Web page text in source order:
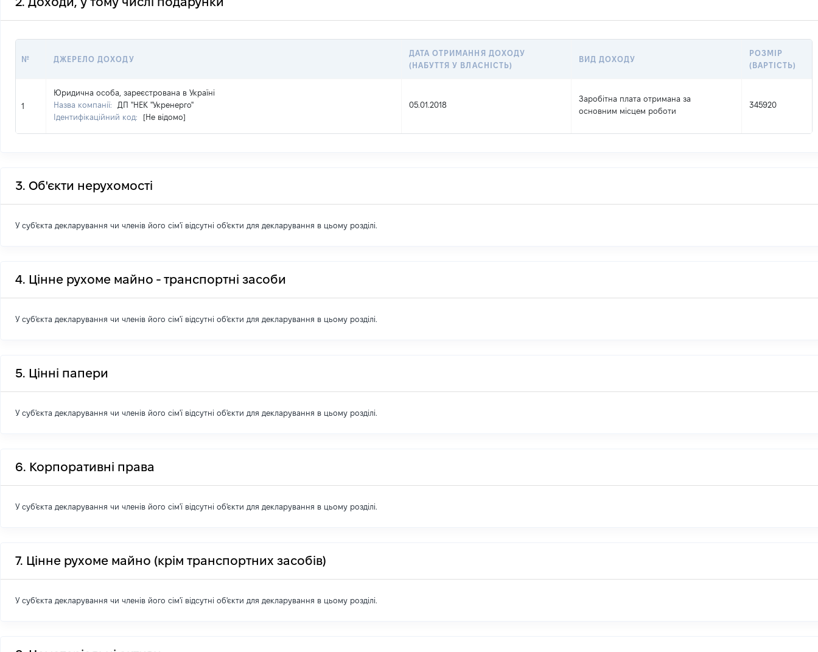
№ ДЖЕРЕЛО ДОХОДУ
ДАТА ОТРИМАННЯ ДОХОДУ
(НАБУТТЯ У ВЛАСНІСТЬ)
ВИД ДОХОДУ
РОЗМІР
(ВАРТІСТЬ)
1
Юридична особа, зареєстрована в Україні
Назва компанії:
ДП "НЕК "Укренерго"
Ідентифікаційний код:
[Не відомо]
05.01.2018
Заробітна плата отримана за
основним місцем роботи
345920
3. Об'єкти нерухомості
У суб'єкта декларування чи членів його сім'ї відсутні об'єкти для декларування в цьому розділі.
4. Цінне рухоме майно - транспортні засоби
У суб'єкта декларування чи членів його сім'ї відсутні об'єкти для декларування в цьому розділі.
5. Цінні папери
У суб'єкта декларування чи членів його сім'ї відсутні об'єкти для декларування в цьому розділі.
6. Корпоративні права
У суб'єкта декларування чи членів його сім'ї відсутні об'єкти для декларування в цьому розділі.
7. Цінне рухоме майно (крім транспортних засобів)
У суб'єкта декларування чи членів його сім'ї відсутні об'єкти для декларування в цьому розділі.